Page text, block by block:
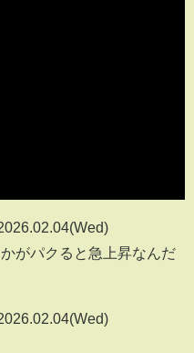
がパクると急上昇なんだ